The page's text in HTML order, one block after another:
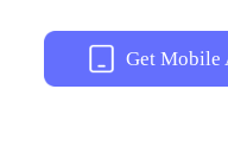
Get Mobile